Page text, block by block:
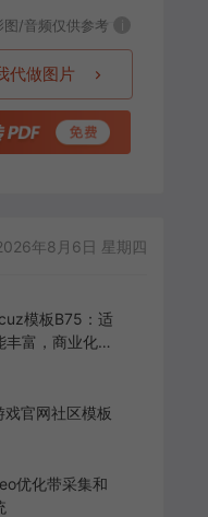
/音频仅供参考 i
代做图片
年8月6日 星期四
模板B75：适
富，商业化呈
官网社区模板
优化带采集和